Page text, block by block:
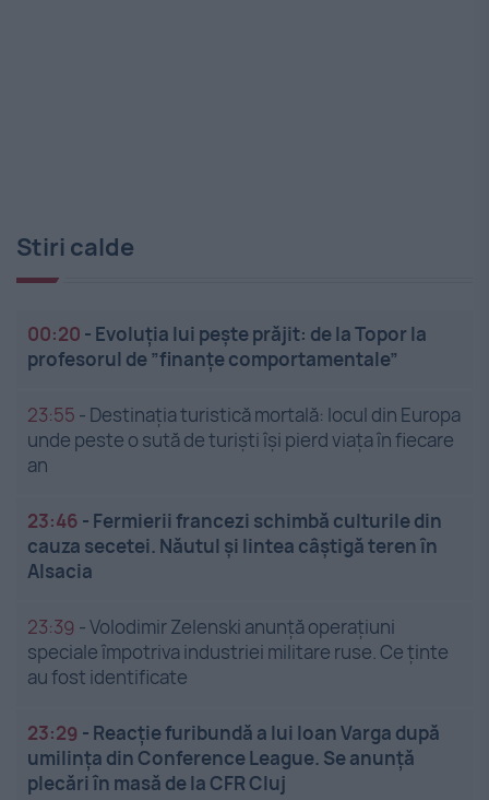
Stiri calde
00:20 - Evoluția lui pește prăjit: de la Topor la
profesorul de ”finanțe comportamentale”
23:55 - Destinația turistică mortală: locul din Europa
unde peste o sută de turiști își pierd viața în fiecare
an
23:46 - Fermierii francezi schimbă culturile din
cauza secetei. Năutul și lintea câștigă teren în
Alsacia
23:39 -Volodimir Zelenski anunță operațiuni
speciale împotriva industriei militare ruse. Ce ținte
au fost identificate
23:29 - Reacție furibundă a lui Ioan Varga după
umilința din Conference League. Se anunță
plecări în masă de la CFR Cluj